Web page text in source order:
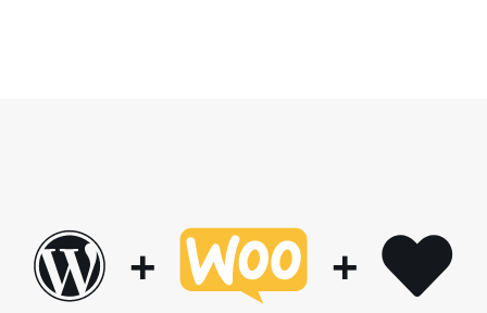
+ +